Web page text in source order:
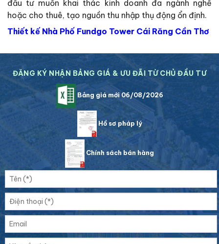
đầu tư muốn khai thác kinh doanh đa ngành nghề
hoặc cho thuê, tạo nguồn thu nhập thụ động ổn định.
Thiết kế Nhà Phố Fundgo Tower Cái Răng Cần Thơ
ĐĂNG KÝ NHẬN BẢNG GIÁ & ƯU ĐÃI TỪ CHỦ ĐẦU TƯ
Bảng giá mới 06/08/2026
Hồ sơ pháp lý
Chính sách bán hàng